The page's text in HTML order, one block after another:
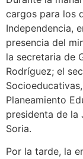
cargos para los
Independencia,
presencia del
la secretaria de
Rodríguez; el
Planeamiento
presidenta de la
Soria.
Por la tarde, la